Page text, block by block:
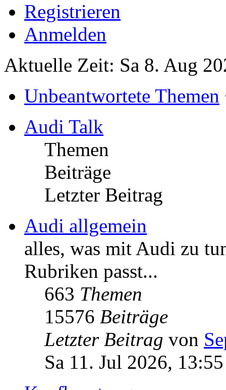
Registrieren
Anmelden
Aktuelle Zeit: Sa 8. Aug
Unbeantwortete Themen
Audi Talk
Themen
Beiträge
Letzter Beitrag
Audi allgemein
alles, was mit Audi zu
Rubriken passt...
663 Themen
15576 Beiträge
Letzter Beitragvon